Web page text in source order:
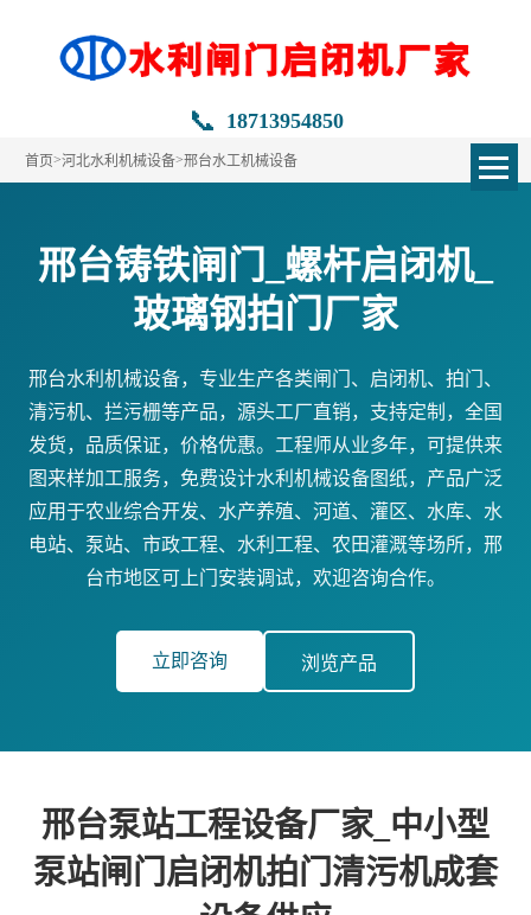
📞 18713954850
首页>河北水利机械设备>邢台水工机械设备
邢台铸铁闸门_螺杆启闭机_
玻璃钢拍门厂家
邢台水利机械设备，专业生产各类闸门、启闭机、拍门、
清污机、拦污栅等产品，源头工厂直销，支持定制，全国
发货，品质保证，价格优惠。工程师从业多年，可提供来
图来样加工服务，免费设计水利机械设备图纸，产品广泛
应用于农业综合开发、水产养殖、河道、灌区、水库、水
电站、泵站、市政工程、水利工程、农田灌溉等场所，邢
台市地区可上门安装调试，欢迎咨询合作。
立即咨询 浏览产品
邢台泵站工程设备厂家_中小型
泵站闸门启闭机拍门清污机成套